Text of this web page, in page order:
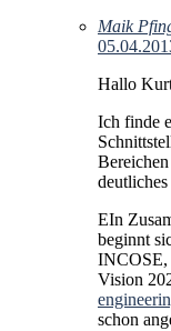
Maik
Hallo
Ich finde
EIn
beginnt
INCOSE,
Vision
schon